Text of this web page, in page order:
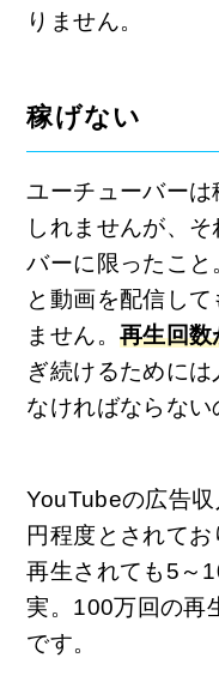
りません。
稼げない
ユーチューバー
しれませんが、
バーに限ったこ
と動画を配信し
ません。 再生回数
ぎ続けるために
なければならない
YouTubeの広告
円程度とされて
再生されても5～
実。100万回の再
です。